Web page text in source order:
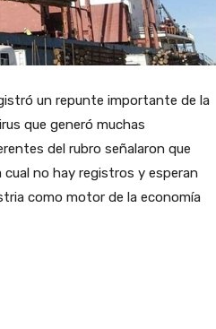
un repunte importante de la
que generó muchas
del rubro señalaron que
no hay registros y esperan
como motor de la economía